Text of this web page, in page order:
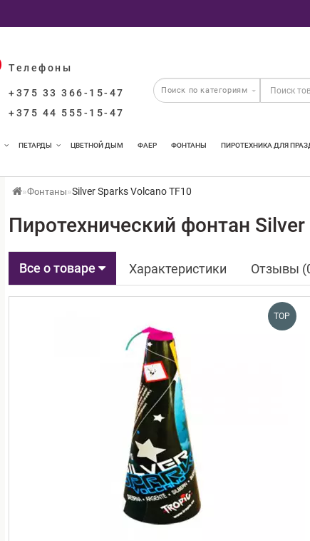
Телефоны
+375 33 366-15-47
+375 44 555-15-47
ПЕТАРДЫ ЦВЕТНОЙ ДЫМ ФАЕР ФОНТАНЫ ПИРОТЕХНИКА ДЛЯ
Фонтаны Silver Sparks Volcano TF10
Пиротехнический фонтан
Все о товаре Характеристики Отзывы
TOP